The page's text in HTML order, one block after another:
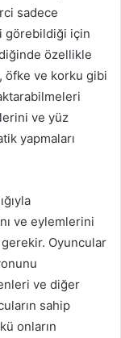
sadece
görebildiği için
özellikle
öfke ve korku gibi
ve yüz
yapmaları
ve eylemlerini
Oyuncular
ve diğer
sahip
onların